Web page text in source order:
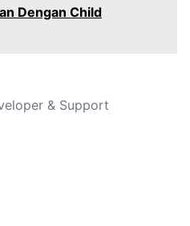
Dengan Child
& Support